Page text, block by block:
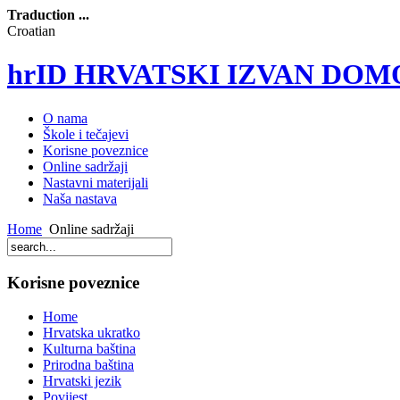
Traduction ...
Croatian
hrID HRVATSKI IZVAN
O nama
Škole i tečajevi
Korisne poveznice
Online sadržaji
Nastavni materijali
Naša nastava
Home Online sadržaji
Korisne poveznice
Home
Hrvatska ukratko
Kulturna baština
Prirodna baština
Hrvatski jezik